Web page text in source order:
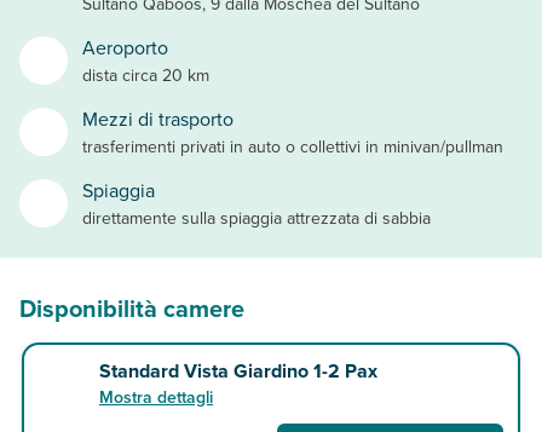
Aeroporto
dista circa 20 km
Mezzi di trasporto
trasferimenti privati in auto o collettivi in minivan/pullman
Spiaggia
direttamente sulla spiaggia attrezzata di sabbia
Disponibilità camere
Standard Vista Giardino 1-2 Pax
Mostra dettagli